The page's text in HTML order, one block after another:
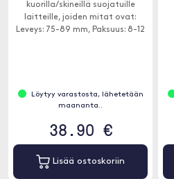
kuorilla/skineillä suojatuille
laitteille, joiden mitat ovat:
Leveys: 75-89 mm, Paksuus: 8-12
Löytyy varastosta, lähetetään
maananta..
38.90 €
Lisää ostoskoriin